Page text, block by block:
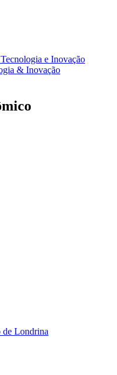
e Inovação
& Inovação
de Londrina